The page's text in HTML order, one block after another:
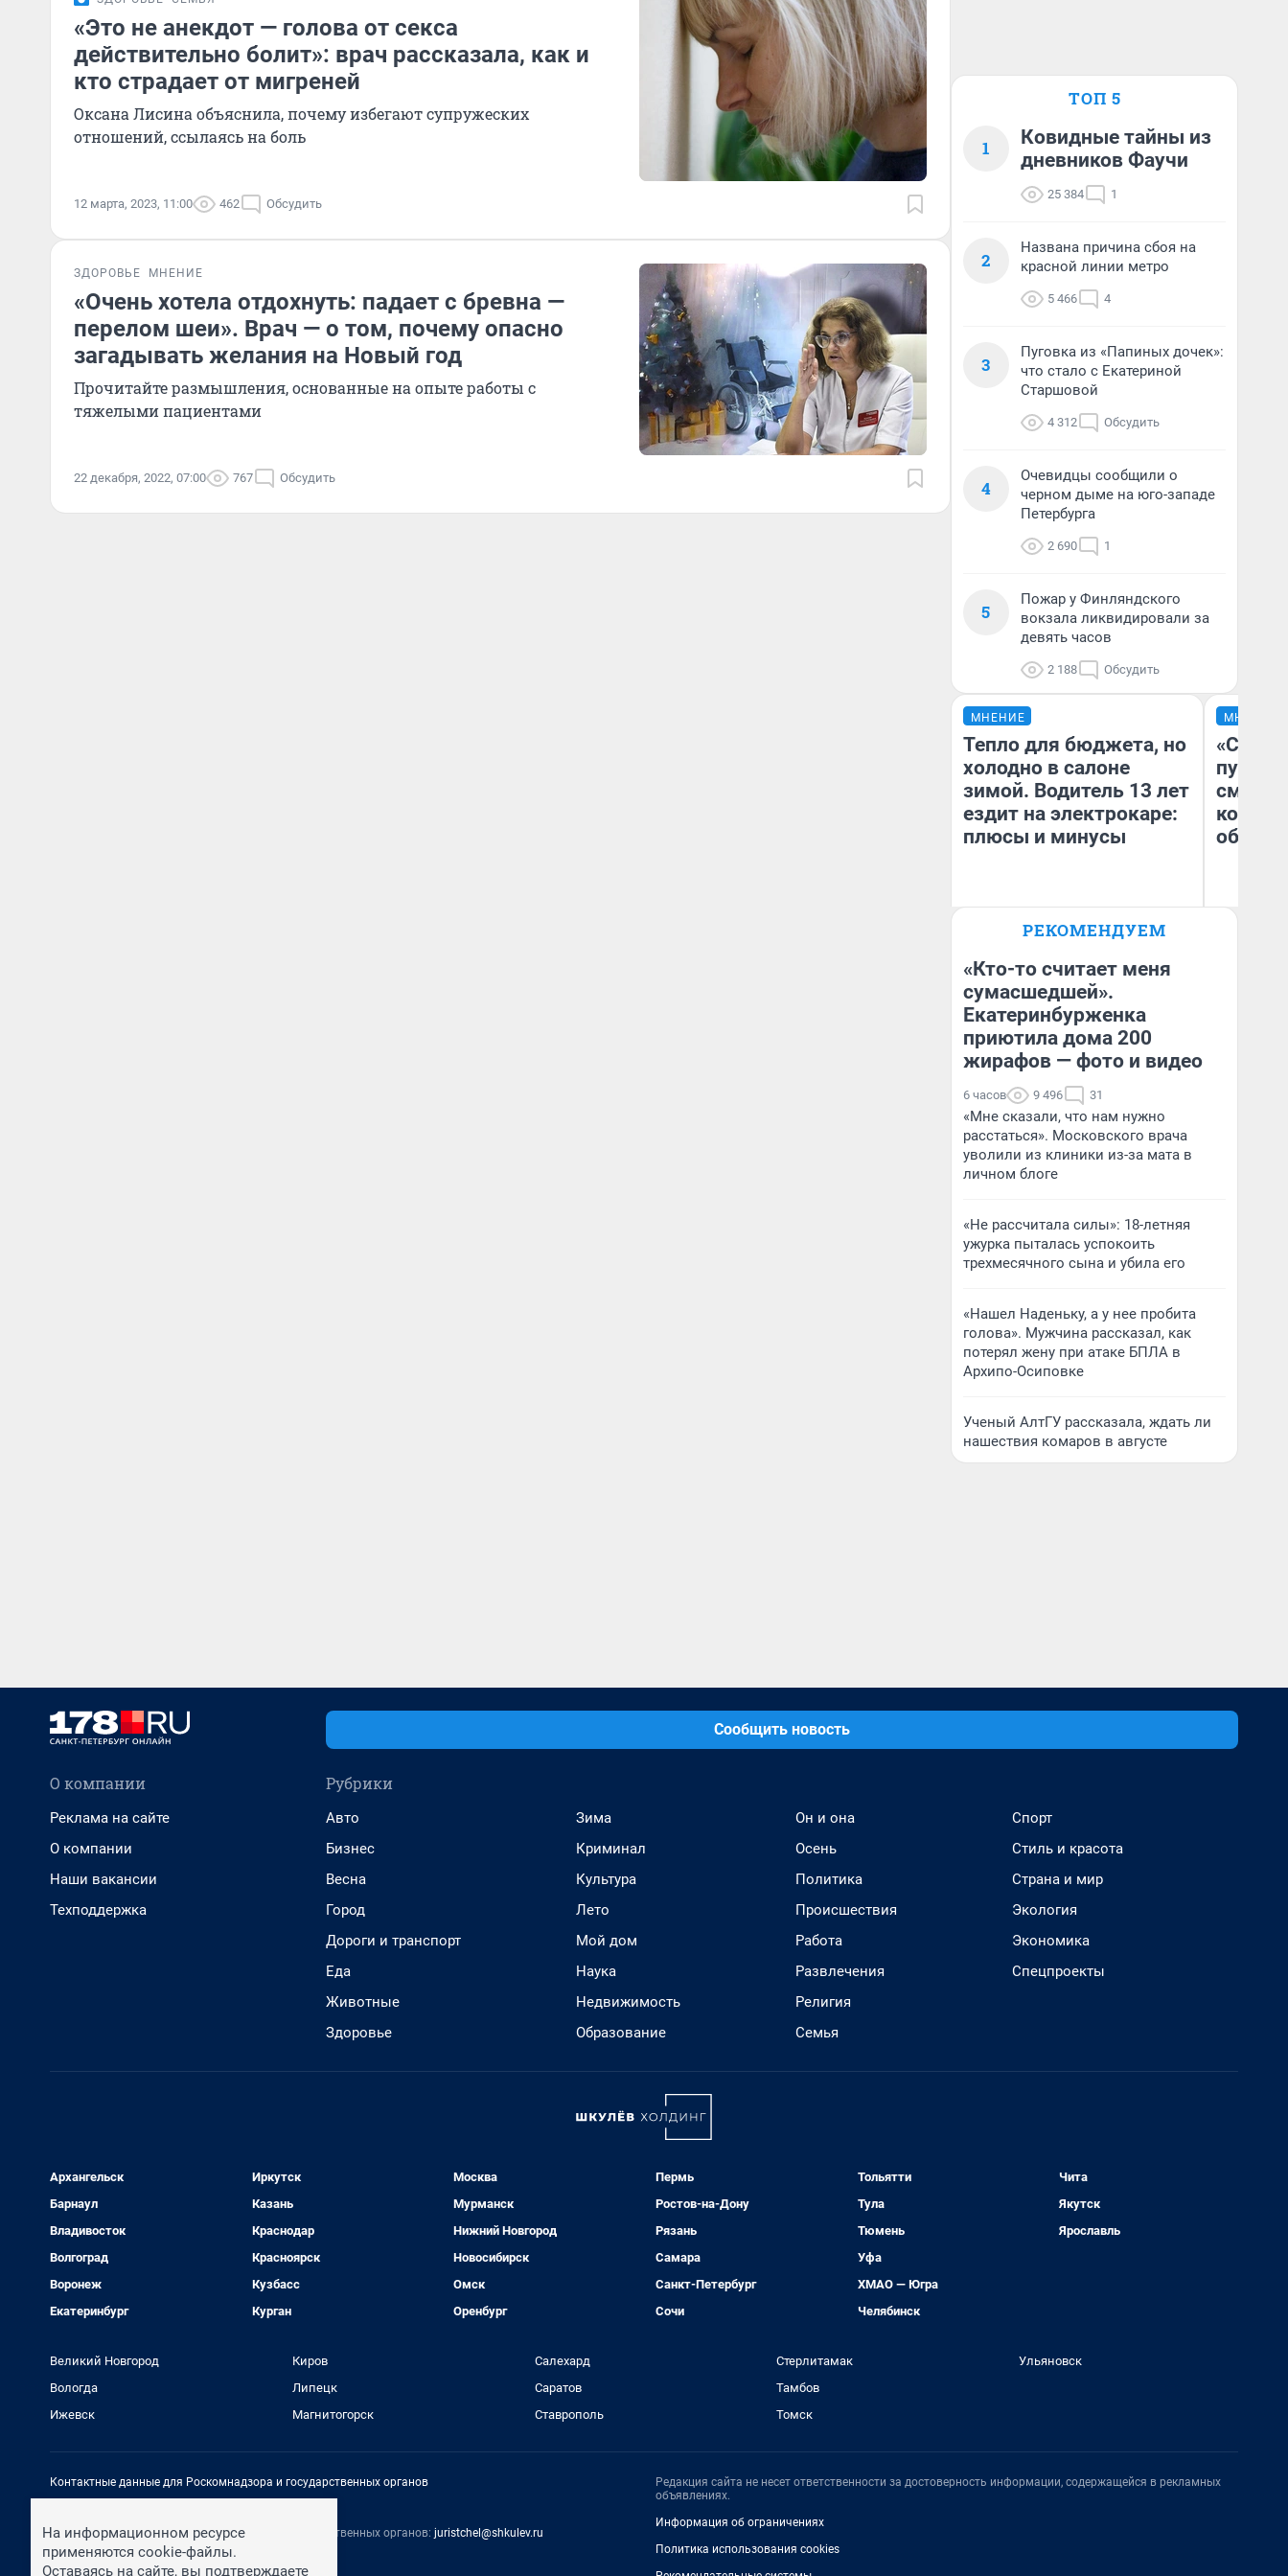
«Это не анекдот — голова от секса
действительно болит»: врач рассказала, как и
кто страдает от мигреней
Оксана Лисина объяснила, почему избегают супружеских
отношений, ссылаясь на боль
12 марта, 2023, 11:00 462 Обсудить
ЗДОРОВЬЕ МНЕНИЕ
«Очень хотела отдохнуть: падает с бревна —
перелом шеи». Врач — о том, почему опасно
загадывать желания на Новый год
Прочитайте размышления, основанные на опыте работы с
тяжелыми пациентами
22 декабря, 2022, 07:00 767 Обсудить
ТОП 5
1
Ковидные тайны из
дневников Фаучи
25 384 1
2
Названа причина сбоя на
красной линии метро
5 466 4
3
Пуговка из «Папиных дочек»:
что стало с Екатериной
Старшовой
4 312 Обсудить
4
Очевидцы сообщили о
черном дыме на юго-западе
Петербурга
2 690 1
5
Пожар у Финляндского
вокзала ликвидировали за
девять часов
2 188 Обсудить
МНЕНИЕ
Тепло для бюджета, но
холодно в салоне
зимой. Водитель 13 лет
ездит на электрокаре:
плюсы и минусы
Денис Дедюхин
МНЕНИЕ
РЕКОМЕНДУЕМ
«Кто-то считает меня
сумасшедшей».
Екатеринбурженка
приютила дома 200
жирафов — фото и видео
6 часов 9 496 31
«Мне сказали, что нам нужно
расстаться». Московского врача
уволили из клиники из-за мата в
личном блоге
«Не рассчитала силы»: 18-летняя
ужурка пыталась успокоить
трехмесячного сына и убила его
«Нашел Наденьку, а у нее пробита
голова». Мужчина рассказал, как
потерял жену при атаке БПЛА в
Архипо-Осиповке
Ученый АлтГУ рассказала, ждать ли
нашествия комаров в августе
Сообщить новость
О компании
Реклама на сайте
О компании
Наши вакансии
Техподдержка
Рубрики
Авто
Бизнес
Весна
Город
Дороги и транспорт
Еда
Животные
Здоровье
Зима
Криминал
Культура
Лето
Мой дом
Наука
Недвижимость
Образование
Он и она
Осень
Политика
Происшествия
Работа
Развлечения
Религия
Семья
Спорт
Стиль и красота
Страна и мир
Экология
Экономика
Спецпроекты
Архангельск
Барнаул
Владивосток
Волгоград
Воронеж
Екатеринбург
Иркутск
Казань
Краснодар
Красноярск
Кузбасс
Курган
Москва
Мурманск
Нижний Новгород
Новосибирск
Омск
Оренбург
Пермь
Ростов-на-Дону
Рязань
Самара
Санкт-Петербург
Сочи
Тольятти
Тула
Тюмень
Уфа
ХМАО — Югра
Челябинск
Чита
Якутск
Ярославль
Великий Новгород
Вологда
Ижевск
Киров
Липецк
Магнитогорск
Салехард
Саратов
Ставрополь
Стерлитамак
Тамбов
Томск
Ульяновск
Контактные данные для Роскомнадзора и государственных органов
Контактные данные для Роскомнадзора и государственных органов: juristchel@shkulev.ru
Техподдержка: help@shkulev.ru
Редакция сайта не несет ответственности за достоверность информации, содержащейся в рекламных
объявлениях.
Информация об ограничениях
Политика использования cookies
На информационном ресурсе
применяются cookie-файлы.
Оставаясь на сайте, вы подтверждаете